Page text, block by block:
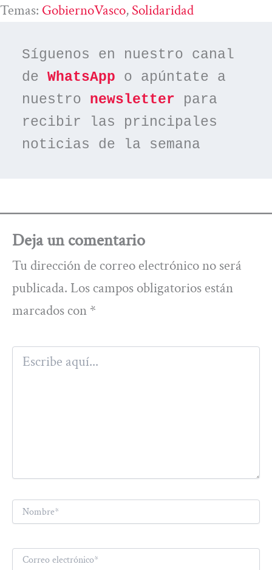
Temas: GobiernoVasco, Solidaridad
Síguenos en nuestro canal
de WhatsApp o apúntate a
nuestro newsletter para
recibir las principales
noticias de la semana
Deja un comentario
Tu dirección de correo electrónico no será
publicada. Los campos obligatorios están
marcados con *
Escribe
aquí...
Nombre*
Correo
electrónico*